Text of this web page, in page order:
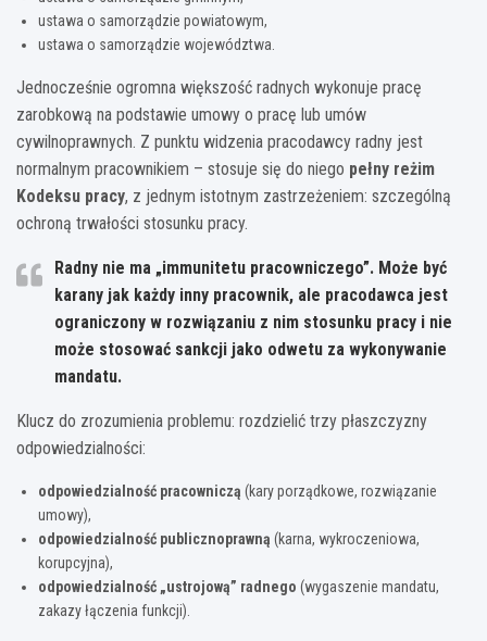
ustawa o samorządzie powiatowym,
ustawa o samorządzie województwa.
Jednocześnie ogromna większość radnych wykonuje pracę
zarobkową na podstawie umowy o pracę lub umów
cywilnoprawnych. Z punktu widzenia pracodawcy radny jest
normalnym pracownikiem – stosuje się do niego pełny reżim
Kodeksu pracy, z jednym istotnym zastrzeżeniem: szczególną
ochroną trwałości stosunku pracy.
Radny nie ma „immunitetu pracowniczego”. Może być
karany jak każdy inny pracownik, ale pracodawca jest
ograniczony w rozwiązaniu z nim stosunku pracy i nie
może stosować sankcji jako odwetu za wykonywanie
mandatu.
Klucz do zrozumienia problemu: rozdzielić trzy płaszczyzny
odpowiedzialności:
odpowiedzialność pracowniczą (kary porządkowe, rozwiązanie
umowy),
odpowiedzialność publicznoprawną (karna, wykroczeniowa,
korupcyjna),
odpowiedzialność „ustrojową” radnego (wygaszenie mandatu,
zakazy łączenia funkcji).